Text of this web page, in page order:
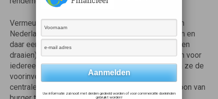
Vermeulen spreekt ook wel van “zonne-energie ván
Nederlanders (red. die geld vrij beschikbaar hebben en
daar een duurzaam en financieel rendement op willen
draaien) vóór Nederlanders” (red: om zonnepanelen voor
iedereen bereikbaar te maken ook al kunnen/willen ze de
voorinvestering niet doen). Geheel zonder hulp van
centrale partijen zoals banken, overheid maar gewoon van
Uw informatie zal nooit met derden gedeeld worden of voor commerciële doeleinden
gebruikt worden!